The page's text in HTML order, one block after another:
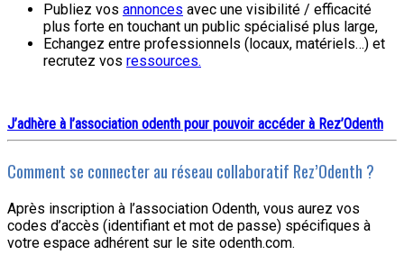
Publiez vos annonces avec une visibilité / efficacité
plus forte en touchant un public spécialisé plus large,
Echangez entre professionnels (locaux, matériels…) et
recrutez vos ressources.
J’adhère à l’association odenth pour pouvoir accéder à Rez’Odenth
Comment se connecter au réseau collaboratif Rez’Odenth ?
Après inscription à l’association Odenth, vous aurez vos
codes d’accès (identifiant et mot de passe) spécifiques à
votre espace adhérent sur le site odenth.com.